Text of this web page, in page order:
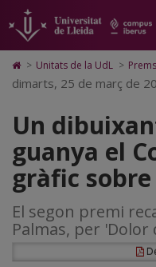
Un
dibuixant
saragossà
guanya
el
Concurs
d'humor
gràfic
sobre
fibromiàlgia
pàgina
principal.
Universitat
Lleida
contingut
principal
Mapa
Web.
Universitat
Cerca
Accessibilitat.
Universitat
Lleida
Icono
de
Home
ir
a
la
página
de
inicio
> Unitats de la UdL >
dimarts, 25 de març de
Un
guanya el
gràfic
El segon premi
Palmas, per 'Dolor